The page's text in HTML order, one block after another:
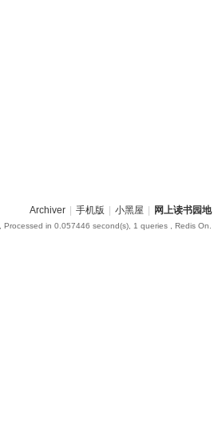
Archiver 手机版 小黑屋 网上读书园地
, Processed in 0.057446 second(s), 1 queries , Redis On.